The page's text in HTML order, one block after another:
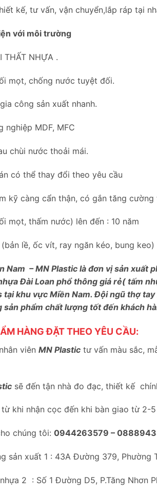
kế, tư vấn, vận chuyển,lắp ráp tại
với môi trường
THẤT NHỰA .
mọt, chống nước tuyệt đối.
công sản xuất nhanh.
nghiệp MDF, MFC
chùi nước thoải mái.
có thể thay đổi theo yêu cầu
kỹ càng cẩn thận, có gắn tăng
mọt, thấm nước) lên đến : 10 năm
lề, ốc vít, ray ngăn kéo, bung
Nam – MN Plastic là đơn vị sản xuất
Đài Loan phổ thông giá rẻ( tấm
tại khu vực Miền Nam. Đội ngũ thợ
sản phẩm chất lượng tốt đến khách
HÀNG ĐẶT THEO YÊU CẦU:
viên MN Plastic tư vấn màu sắc,
sẽ đến tận nhà đo đạc, thiết kế
khi nhận cọc đến khi bàn giao từ 2-
chúng tôi: 0944263579 –
sản xuất 1 : 43A Đường 379, Phường
2 : Số 1 Đường D5, P.Tăng Nhơn